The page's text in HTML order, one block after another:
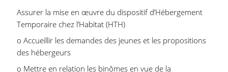
Assurer la mise en œuvre du dispositif d’Hébergement
Temporaire chez l’Habitat (HTH)
o Accueillir les demandes des jeunes et les propositions
des hébergeurs
o Mettre en relation les binômes en vue de la